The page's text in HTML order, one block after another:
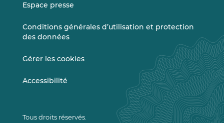
Espace presse
Conditions générales d’utilisation et protection
des données
Gérer les cookies
Accessibilité
Tous droits réservés.